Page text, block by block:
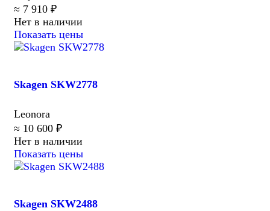
≈ 7 910 ₽
Нет в наличии
Показать цены
Skagen SKW2778
Leonora
≈ 10 600 ₽
Нет в наличии
Показать цены
Skagen SKW2488